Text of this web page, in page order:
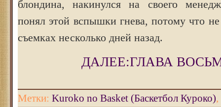
блондина, накинулся на своего
понял этой вспышки гнева, потому что не
съемках несколько дней назад.
ДАЛЕЕ:ГЛАВА
Метки: Kuroko no Basket (Баскетбол Куроко),